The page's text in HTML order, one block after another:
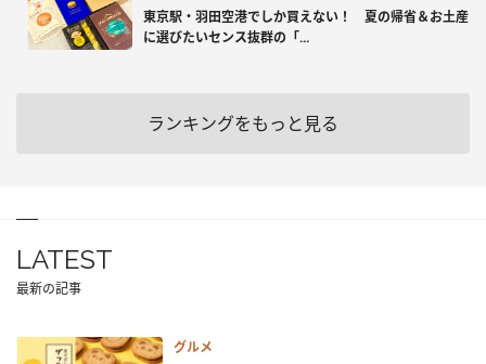
東京駅・羽田空港でしか買えない！ 夏の帰省＆お土産
に選びたいセンス抜群の「...
ランキングをもっと見る
LATEST
最新の記事
グルメ